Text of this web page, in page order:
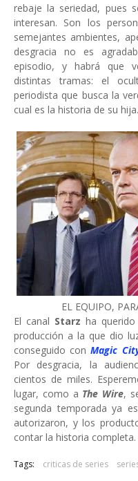
rebaje la seriedad, pues
interesan. Son los
semejantes ambientes,
desgracia no es
episodio, y habrá que
distintas tramas: el
periodista que busca la
cual es la historia de su
EL EQUIPO,
El canal Starz ha
producción a la que dio
conseguido con Magic
Por desgracia, la
cientos de miles.
lugar, como a The Wire,
segunda temporada ya
autorizaron, y los
contar la historia
Tags: criticas de series